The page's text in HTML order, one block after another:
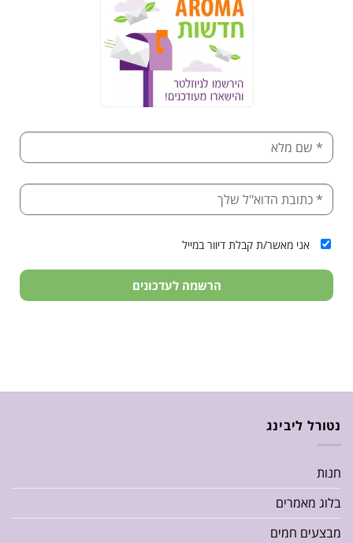
אני מאשר/ת קבלת דיוור במייל
הרשמה לעדכונים
נטורל ליבינג
חנות
בלוג מאמרים
מבצעים חמים